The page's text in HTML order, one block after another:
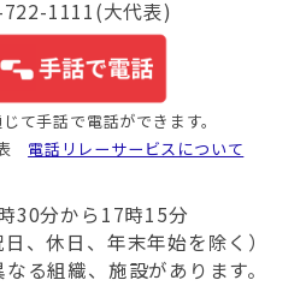
1111(大代表)
て手話で電話ができます。
電話リレーサービスについて
30分から17時15分
、休日、年末年始を除く）
る組織、施設があります。